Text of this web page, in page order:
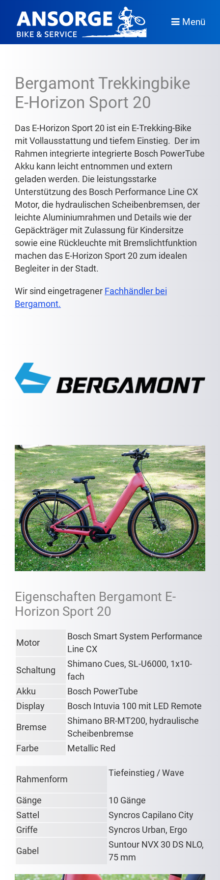
Menü
Bergamont Trekkingbike
E-Horizon Sport 20
Das E-Horizon Sport 20 ist ein E-Trekking-Bike
mit Vollausstattung und tiefem Einstieg. Der im
Rahmen integrierte integrierte Bosch PowerTube
Akku kann leicht entnommen und extern
geladen werden. Die leistungsstarke
Unterstützung des Bosch Performance Line CX
Motor, die hydraulischen Scheibenbremsen, der
leichte Aluminiumrahmen und Details wie der
Gepäckträger mit Zulassung für Kindersitze
sowie eine Rückleuchte mit Bremslichtfunktion
machen das E-Horizon Sport 20 zum idealen
Begleiter in der Stadt.
Wir sind eingetragener Fachhändler bei
Bergamont.
Eigenschaften Bergamont E-
Horizon Sport 20
Motor
Bosch Smart System Performance
Line CX
Schaltung
Shimano Cues, SL-U6000, 1x10-
fach
Akku
Bosch PowerTube
Display
Bosch Intuvia 100 mit LED Remote
Bremse
Shimano BR-MT200, hydraulische
Scheibenbremse
Farbe
Metallic Red
Rahmenform
Tiefeinstieg / Wave
Gänge
10 Gänge
Sattel
Syncros Capilano City
Griffe
Syncros Urban, Ergo
Gabel
Suntour NVX 30 DS NLO,
75 mm